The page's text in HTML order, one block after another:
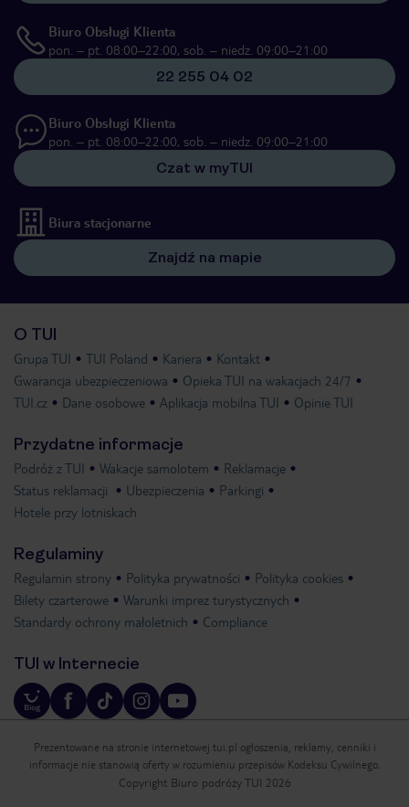
Biuro Obsługi Klienta
pon. – pt. 08:00–22:00, sob. – niedz. 09:00–21:00
22 255 04 02
Biuro Obsługi Klienta
pon. – pt. 08:00–22:00, sob. – niedz. 09:00–21:00
Czat w myTUI
Biura stacjonarne
Znajdź na mapie
O TUI
Grupa TUI TUI Poland Kariera
Kontakt
Gwarancja ubezpieczeniowa
Opieka TUI na wakacjach 24/7
TUI.cz
Dane osobowe Aplikacja mobilna TUI Opinie TUI
Przydatne informacje
Podróż z TUI Wakacje samolotem
Reklamacje
Status reklamacji
Ubezpieczenia
Parkingi
Hotele przy lotniskach
Regulaminy
Regulamin strony Polityka prywatności
Polityka cookies
Bilety czarterowe
Warunki imprez turystycznych
Standardy ochrony małoletnich
Compliance
TUI w Internecie
Prezentowane na stronie internetowej tui.pl ogłoszenia, reklamy, cenniki i
informacje nie stanowią oferty w rozumieniu przepisów Kodeksu Cywilnego.
Copyright Biuro podróży TUI 2026